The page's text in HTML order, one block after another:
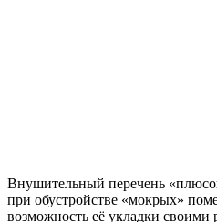
Внушительный перечень
при обустройстве «мокрых»
возможность её укладки своими